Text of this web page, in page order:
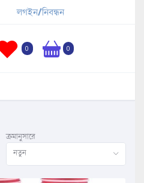
লগইন/নিবন্ধন
0 0
ক্রমানুসারে
নতুন